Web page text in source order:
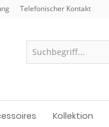
Telefonischer Kontakt
Kollektion